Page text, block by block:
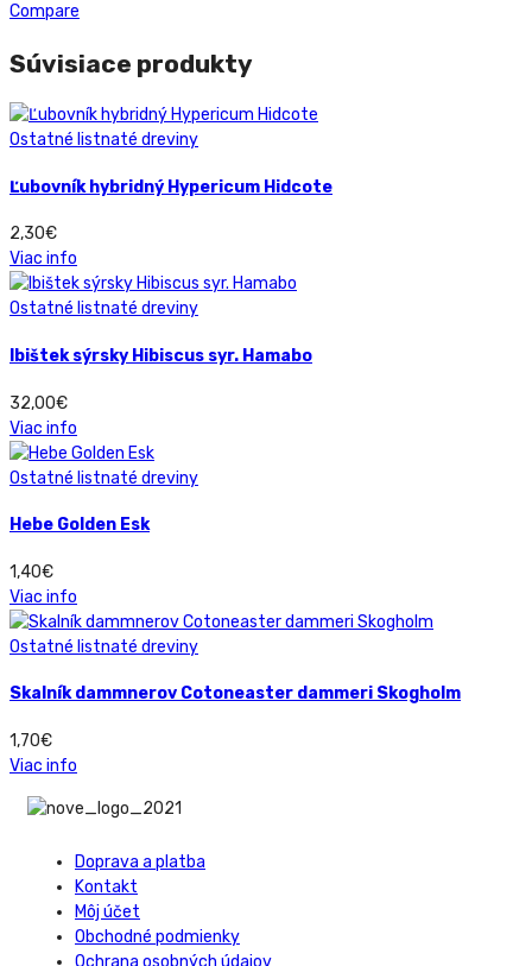
Compare
Súvisiace produkty
Ostatné listnaté dreviny
Ľubovník hybridný Hypericum Hidcote
2,30€
Viac info
Ostatné listnaté dreviny
Ibištek sýrsky Hibiscus syr. Hamabo
32,00€
Viac info
Ostatné listnaté dreviny
Hebe Golden Esk
1,40€
Viac info
Ostatné listnaté dreviny
Skalník dammnerov Cotoneaster dammeri Skogholm
1,70€
Viac info
Doprava a platba
Kontakt
Môj účet
Obchodné podmienky
Ochrana osobných údajov